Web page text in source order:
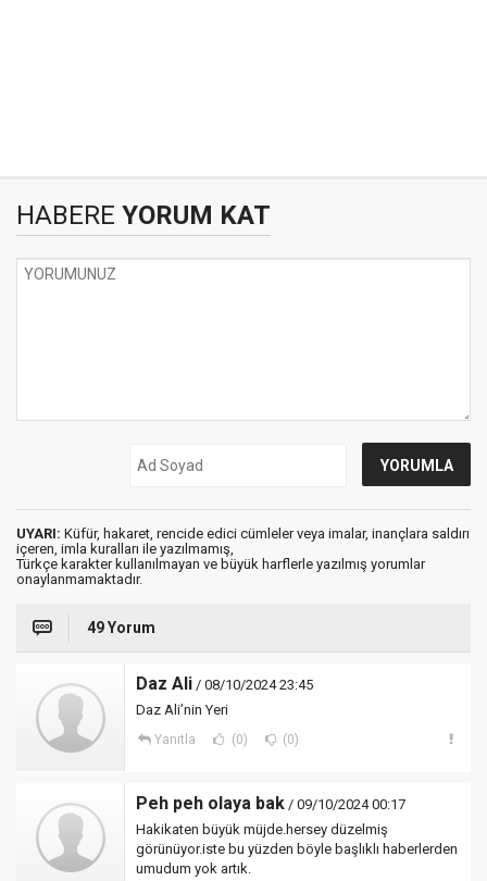
HABERE YORUM KAT
UYARI: Küfür, hakaret, rencide edici cümleler veya imalar, inançlara saldırı
içeren, imla kuralları ile yazılmamış,
Türkçe karakter kullanılmayan ve büyük harflerle yazılmış yorumlar
onaylanmamaktadır.
49 Yorum
Daz Ali / 08/10/2024 23:45
Daz Ali’nin Yeri
Yanıtla (0) (0)
Peh peh olaya bak / 09/10/2024 00:17
Hakikaten büyük müjde.hersey düzelmiş
görünüyor.iste bu yüzden böyle başlıklı haberlerden
umudum yok artık.